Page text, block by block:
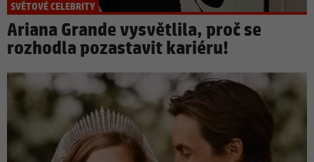
SVĚTOVÉ CELEBRITY
Ariana Grande vysvětlila, proč se
rozhodla pozastavit kariéru!